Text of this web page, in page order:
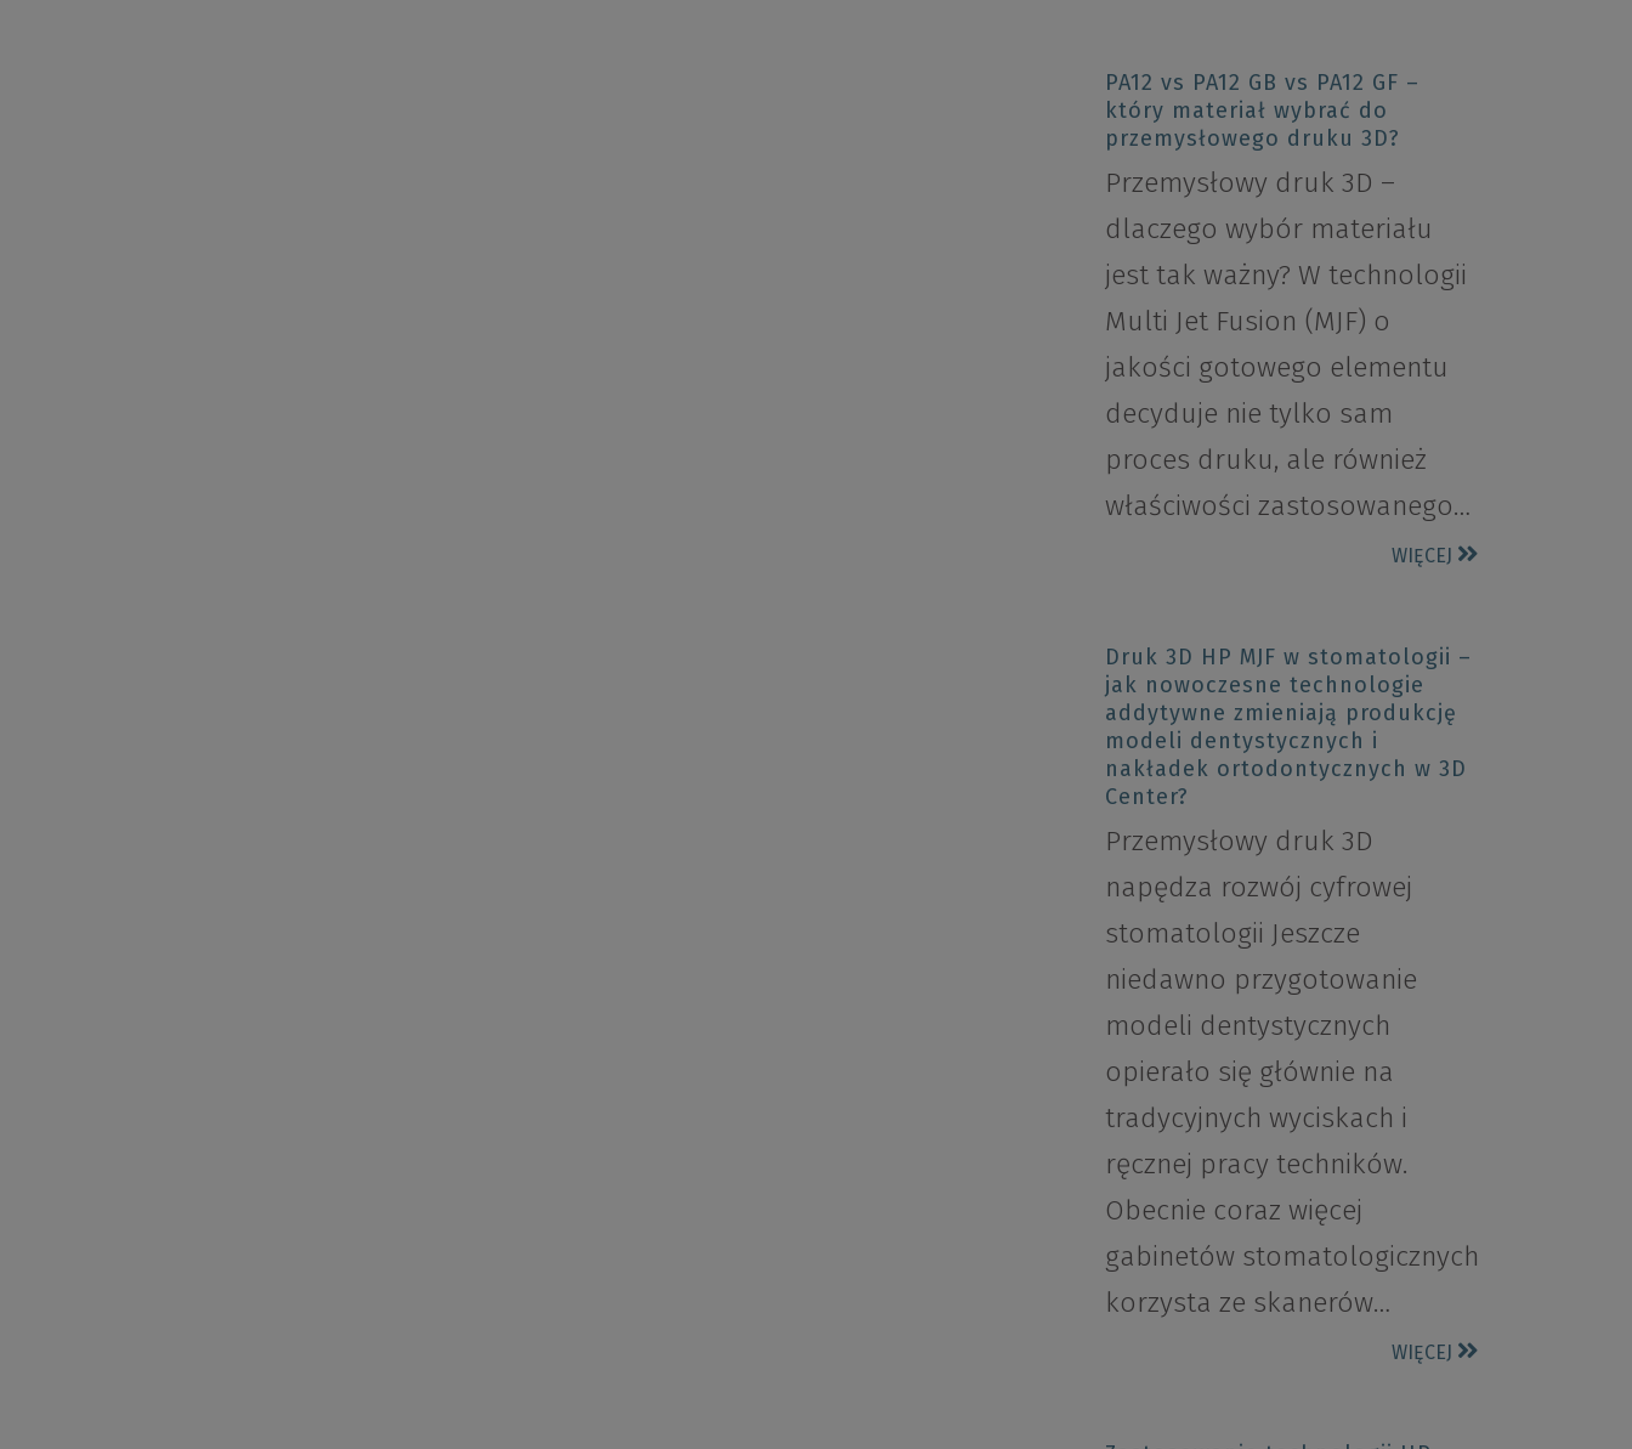
PA12 vs PA12 GB vs PA12 GF –
który materiał wybrać do
przemysłowego druku 3D?
Przemysłowy druk 3D –
dlaczego wybór materiału
jest tak ważny? W technologii
Multi Jet Fusion (MJF) o
jakości gotowego elementu
decyduje nie tylko sam
proces druku, ale również
właściwości zastosowanego…
WIĘCEJ
Druk 3D HP MJF w stomatologii –
jak nowoczesne technologie
addytywne zmieniają produkcję
modeli dentystycznych i
nakładek ortodontycznych w 3D
Center?
Przemysłowy druk 3D
napędza rozwój cyfrowej
stomatologii Jeszcze
niedawno przygotowanie
modeli dentystycznych
opierało się głównie na
tradycyjnych wyciskach i
ręcznej pracy techników.
Obecnie coraz więcej
gabinetów stomatologicznych
korzysta ze skanerów…
WIĘCEJ